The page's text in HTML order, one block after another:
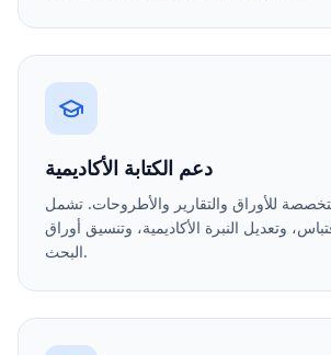
دعم الكتابة الأكاديمية
للأوراق والتقارير والأطروحات. تشمل
وتعديل النبرة الأكاديمية، وتنسيق أوراق
البحث.